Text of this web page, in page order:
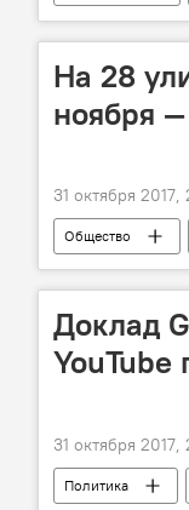
Лола Каримова
На 28
ноября
31 октября 2017,
Общество
Доклад
31 октября 2017,
Политика